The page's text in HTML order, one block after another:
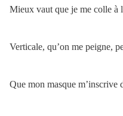
Mieux vaut que je me colle à
Verticale, qu’on me peigne,
Que mon masque m’inscrive